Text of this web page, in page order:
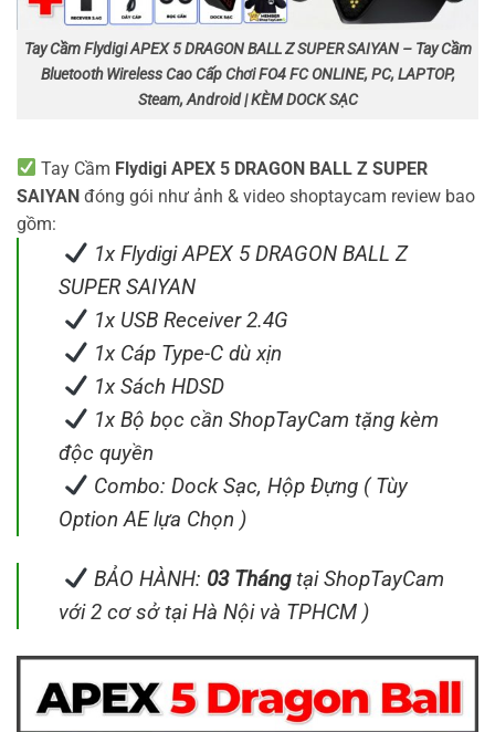
Tay Cầm Flydigi APEX 5 DRAGON BALL Z SUPER SAIYAN – Tay Cầm
Bluetooth Wireless Cao Cấp Chơi FO4 FC ONLINE, PC, LAPTOP,
Steam, Android | KÈM DOCK SẠC
Tay Cầm Flydigi APEX 5 DRAGON BALL Z SUPER
SAIYAN đóng gói như ảnh & video shoptaycam review bao
gồm:
1x Flydigi APEX 5 DRAGON BALL Z
SUPER SAIYAN
1x USB Receiver 2.4G
1x Cáp Type-C dù xịn
1x Sách HDSD
1x Bộ bọc cần ShopTayCam tặng kèm
độc quyền
Combo: Dock Sạc, Hộp Đựng ( Tùy
Option AE lựa Chọn )
BẢO HÀNH: 03 Thángtại ShopTayCam
với 2 cơ sở tại Hà Nội và TPHCM )